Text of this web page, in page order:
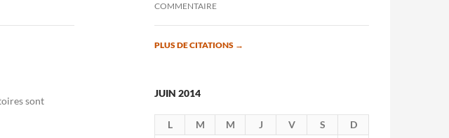
sont
COMMENTAIRE
PLUS DE CITATIONS →
JUIN 2014
L M M J V S
D